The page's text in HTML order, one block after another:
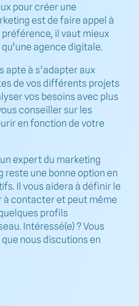
pour créer une
est de faire appel à
préférence, il vaut mieux
agence digitale.
apte à s’adapter aux
de vos différents projets
vos besoins avec plus
conseiller sur les
en fonction de votre
expert du marketing
reste une bonne option en
Il vous aidera à définir le
à contacter et peut même
profils
Intéressé(e) ? Vous
que nous discutions en